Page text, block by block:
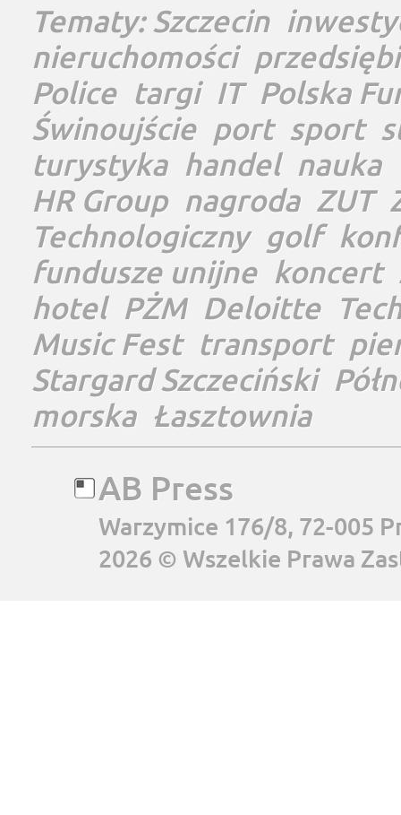
Tematy:Szczecin
nieruchomości
Police targi IT Polska
Świnoujście port sport
turystyka handel nauka
HR Group nagroda ZUT
Technologiczny golf
fundusze unijne koncert
hotel PŻM Deloitte
Music Fest transport
Stargard Szczeciński
morska Łasztownia
AB Press
Warzymice 176/8, 72-005
2026 © Wszelkie Prawa